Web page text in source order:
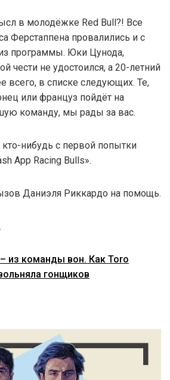
в молодёжке Red Bull?! Все
Ферстаппена провалились и с
программы. Юки Цунода,
чести не удостоился, а 20-летний
всего, в списке следующих. Те,
или француз пойдёт на
команду, мы рады за вас.
кто-нибудь с первой попытки
App Racing Bulls».
Даниэля Риккардо на помощь.
из команды вон. Как Toro
гонщиков